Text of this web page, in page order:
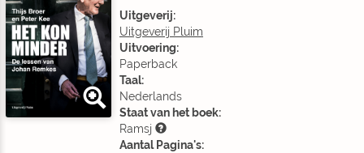
Uitgeverij:
Uitgeverij Pluim
Uitvoering:
Paperback
Taal:
Nederlands
Staat van het boek:
Ramsj
Aantal Pagina's: